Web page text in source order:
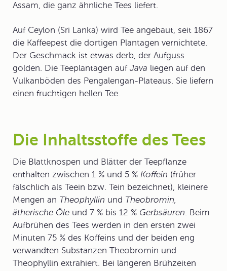
Assam, die ganz ähnliche Tees liefert.
Auf Ceylon (Sri Lanka) wird Tee angebaut, seit 1867
die Kaffeepest die dortigen Plantagen vernichtete.
Der Geschmack ist etwas derb, der Aufguss
golden. Die Teeplantagen auf Java liegen auf den
Vulkanböden des Pengalengan-Plateaus. Sie liefern
einen fruchtigen hellen Tee.
Die Inhaltsstoffe des Tees
Die Blattknospen und Blätter der Teepflanze
enthalten zwischen 1 % und 5 % Koffein (früher
fälschlich als Teein bzw. Tein bezeichnet), kleinere
Mengen an Theophyllin und Theobromin,
ätherische Öle und 7 % bis 12 % Gerbsäuren. Beim
Aufbrühen des Tees werden in den ersten zwei
Minuten 75 % des Koffeins und der beiden eng
verwandten Substanzen Theobromin und
Theophyllin extrahiert. Bei längeren Brühzeiten